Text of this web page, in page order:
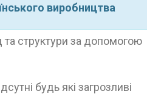
виробництва
структури за допомогою
будь які загрозливі